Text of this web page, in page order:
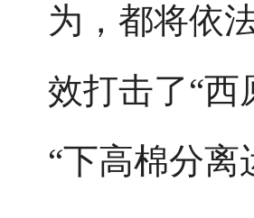
为，都将依
效打击了“西
“下高棉分离